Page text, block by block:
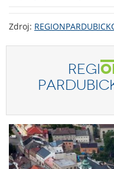
Zdroj:
REGI